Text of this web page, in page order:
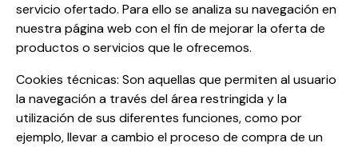
servicio ofertado. Para ello se analiza su navegación en
nuestra página web con el fin de mejorar la oferta de
productos o servicios que le ofrecemos.
Cookies técnicas: Son aquellas que permiten al usuario
la navegación a través del área restringida y la
utilización de sus diferentes funciones, como por
ejemplo, llevar a cambio el proceso de compra de un